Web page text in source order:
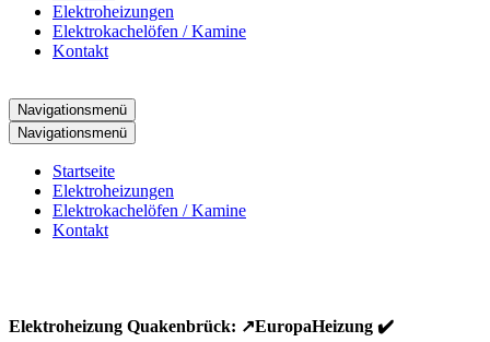
Elektroheizungen
Elektrokachelöfen / Kamine
Kontakt
Navigationsmenü
Navigationsmenü
Startseite
Elektroheizungen
Elektrokachelöfen / Kamine
Kontakt
Elektroheizung Quakenbrück: ↗️EuropaHeizung ✔️